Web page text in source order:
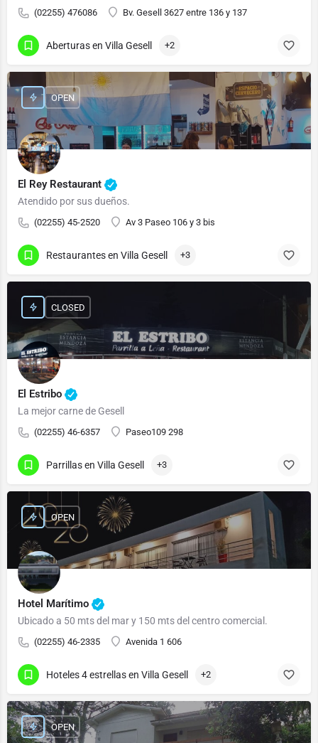
(02255) 476086 Bv. Gesell 3627 entre 136 y 137
Aberturas en Villa Gesell +2
El Rey Restaurant
Atendido por sus dueños.
(02255) 45-2520 Av 3 Paseo 106 y 3 bis
OPEN
Restaurantes en Villa Gesell +3
El Estribo
La mejor carne de Gesell
(02255) 46-6357 Paseo109 298
CLOSED
Parrillas en Villa Gesell +3
Hotel Marítimo
Ubicado a 50 mts del mar y 150 mts del centro comercial.
(02255) 46-2335 Avenida 1 606
OPEN
Hoteles 4 estrellas en Villa Gesell +2
OPEN